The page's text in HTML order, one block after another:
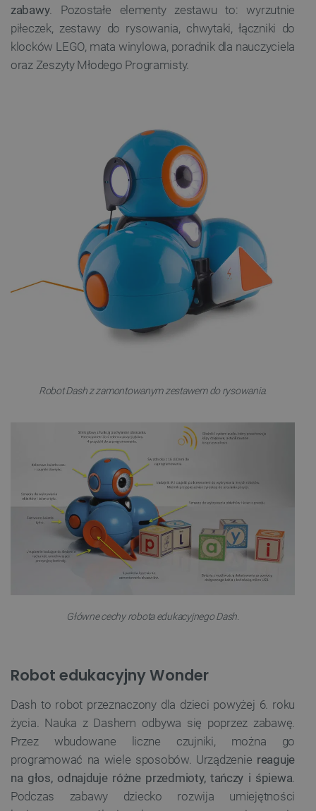
zabawy. Pozostałe elementy zestawu to: wyrzutnie
piłeczek, zestawy do rysowania, chwytaki, łączniki do
klocków LEGO, mata winylowa, poradnik dla nauczyciela
oraz Zeszyty Młodego Programisty.
Robot Dash z zamontowanym zestawem do rysowania.
Główne cechy robota edukacyjnego Dash.
Robot edukacyjny Wonder
Dash to robot przeznaczony dla dzieci powyżej 6. roku
życia. Nauka z Dashem odbywa się poprzez zabawę.
Przez wbudowane liczne czujniki, można go
programować na wiele sposobów. Urządzenie reaguje
na głos, odnajduje różne przedmioty, tańczy i śpiewa.
Podczas zabawy dziecko rozwija umiejętności